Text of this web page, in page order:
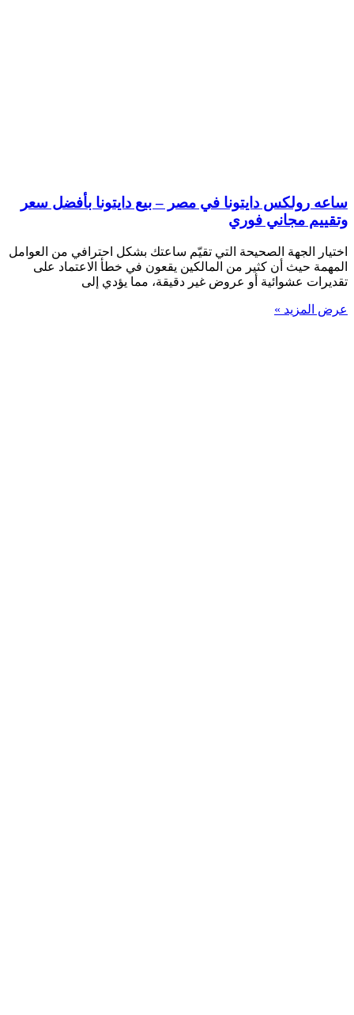
ساعه رولكس دايتونا في مصر – بيع دايتونا بأفضل سعر
وتقييم مجاني فوري
اختيار الجهة الصحيحة التي تقيّم ساعتك بشكل احترافي من العوامل
المهمة حيث أن كثير من المالكين يقعون في خطأ الاعتماد على
تقديرات عشوائية أو عروض غير دقيقة، مما يؤدي إلى
عرض المزيد »